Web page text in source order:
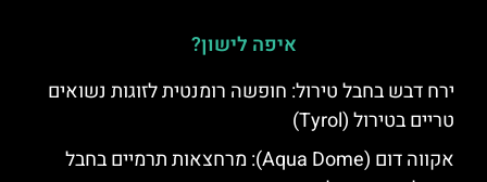
איפה לישון?
ירח דבש בחבל טירול: חופשה רומנטית לזוגות נשואים
טריים בטירול (Tyrol)
אקווה דום (Aqua Dome): מרחצאות תרמיים בחבל